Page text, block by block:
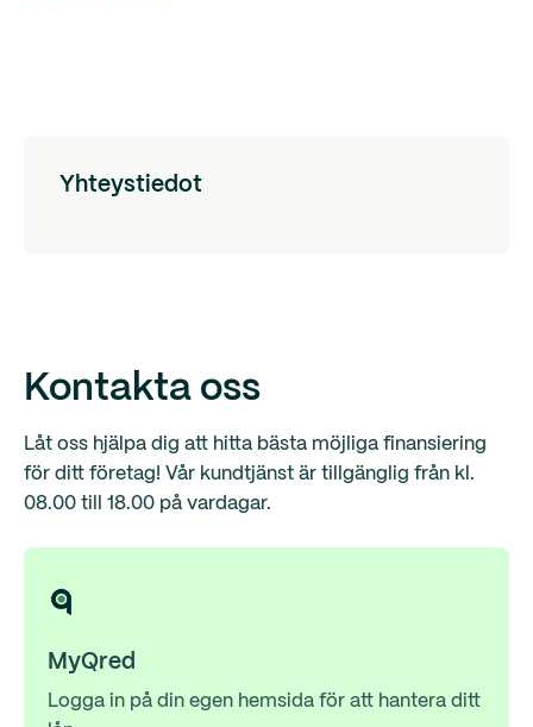
Yhteystiedot
Kontakta oss
Låt oss hjälpa dig att hitta bästa möjliga finansiering
för ditt företag! Vår kundtjänst är tillgänglig från kl.
08.00 till 18.00 på vardagar.
MyQred
Logga in på din egen hemsida för att hantera ditt